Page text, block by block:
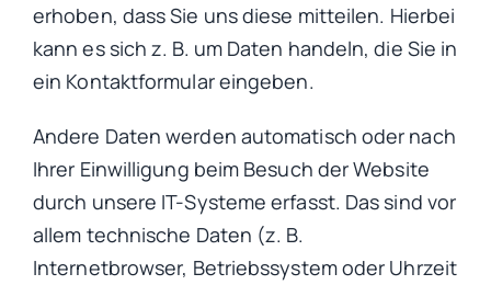
erhoben, dass Sie uns diese mitteilen. Hierbei
kann es sich z. B. um Daten handeln, die Sie in
ein Kontaktformular eingeben.
Andere Daten werden automatisch oder nach
Ihrer Einwilligung beim Besuch der Website
durch unsere IT-Systeme erfasst. Das sind vor
allem technische Daten (z. B.
Internetbrowser, Betriebssystem oder Uhrzeit